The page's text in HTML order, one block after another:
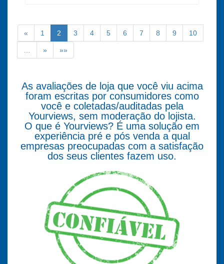
« 1 2 3 4 5 6 7 8 9 10
» »»
As avaliações de loja que você viu acima
foram escritas por consumidores como
você e coletadas/auditadas pela
Yourviews, sem moderação do lojista.
O que é Yourviews? É uma solução em
experiência pré e pós venda a qual
empresas preocupadas com a satisfação
dos seus clientes fazem uso.